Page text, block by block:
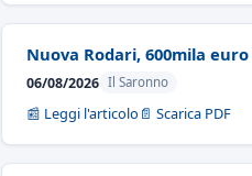
Nuova Rodari, 600mila
06/08/2026 Il Saronno
📰 Leggi l'articolo 📄 Scarica PDF